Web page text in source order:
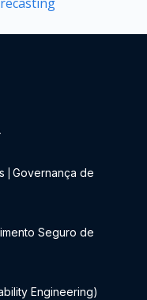
Governança de
Seguro de
Engineering)